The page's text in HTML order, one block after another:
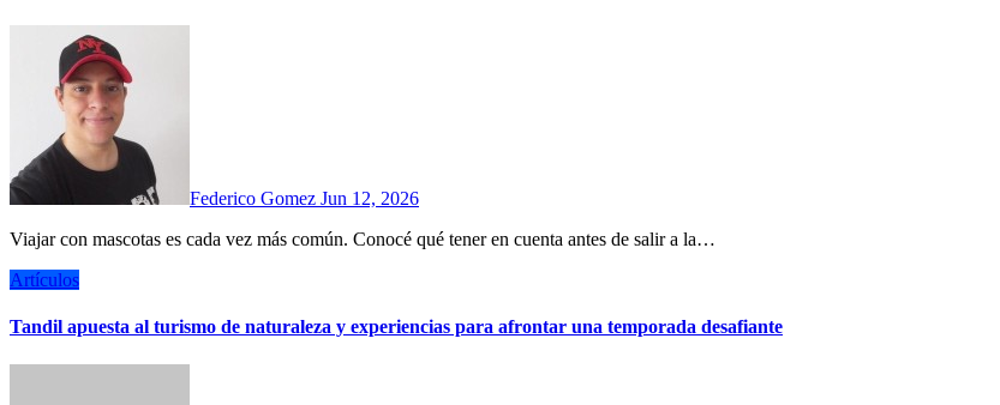
Federico Gomez Jun 12, 2026
Viajar con mascotas es cada vez más común. Conocé qué tener en cuenta antes de salir a la…
Artículos
Tandil apuesta al turismo de naturaleza y experiencias para afrontar una temporada desafiante